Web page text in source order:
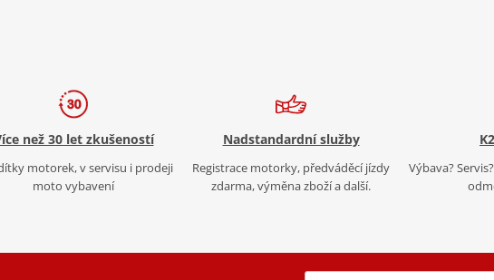
než 30 let zkušeností
motorek, v servisu i prodeji
moto vybavení
Nadstandardní služby
Registrace motorky, předváděcí jízdy
zdarma, výměna zboží a další.
Výbava?